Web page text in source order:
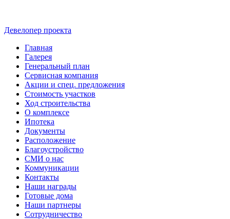
Девелопер проекта
Главная
Галерея
Генеральный план
Сервисная компания
Акции и спец. предложения
Стоимость участков
Ход строительства
О комплексе
Ипотека
Документы
Расположение
Благоустройство
СМИ о нас
Коммуникации
Контакты
Наши награды
Готовые дома
Наши партнеры
Сотрудничество